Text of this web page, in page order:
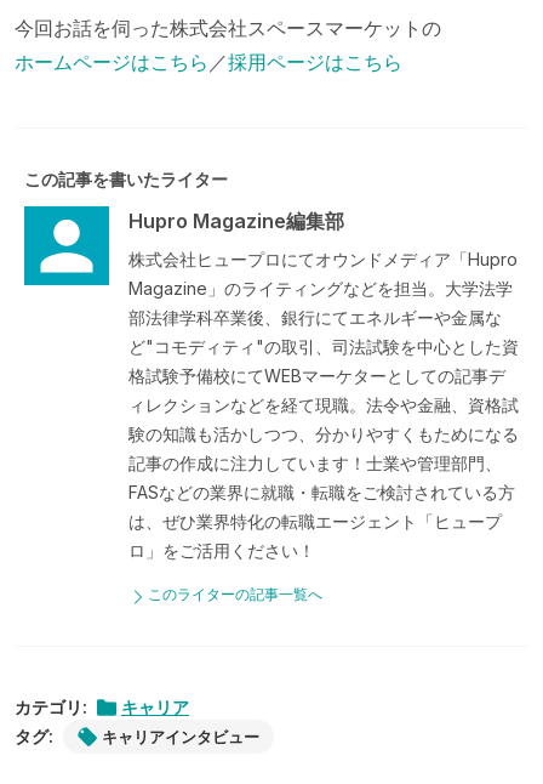
今回お話を伺った株式会社スペースマーケットの
ホームページはこちら ／採用ページはこちら
この記事を書いたライター
Hupro Magazine編集部
株式会社ヒュープロにてオウンドメディア「Hupro
Magazine」のライティングなどを担当。大学法学
部法律学科卒業後、銀行にてエネルギーや金属な
ど"コモディティ"の取引、司法試験を中心とした資
格試験予備校にてWEBマーケターとしての記事デ
ィレクションなどを経て現職。法令や金融、資格試
験の知識も活かしつつ、分かりやすくもためになる
記事の作成に注力しています！士業や管理部門、
FASなどの業界に就職・転職をご検討されている方
は、ぜひ業界特化の転職エージェント「ヒュープ
ロ」をご活用ください！
このライターの記事一覧へ
カテゴリ:
キャリア
タグ:
キャリアインタビュー